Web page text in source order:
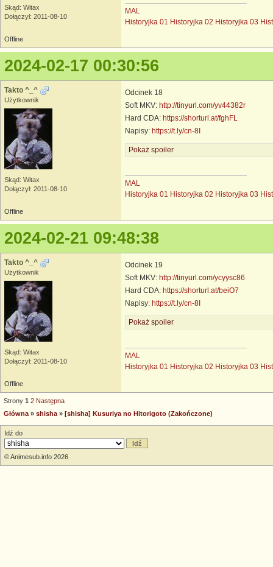
Skąd: Witax
Dołączył: 2011-08-10
MAL
Historyjka 01 Historyjka 02 Historyjka 03
Offline
2024-02-17 00:30:56
Takto ^_^
Użytkownik
Skąd: Witax
Dołączył: 2011-08-10
Odcinek 18
Soft MKV: http://tinyurl.com/yv44382r
Hard CDA: https://shorturl.at/fghFL
Napisy: https://t.ly/cn-8I
Pokaż spoiler
MAL
Historyjka 01 Historyjka 02 Historyjka 03
Offline
2024-02-21 09:48:38
Takto ^_^
Użytkownik
Skąd: Witax
Dołączył: 2011-08-10
Odcinek 19
Soft MKV: http://tinyurl.com/ycyysc86
Hard CDA: https://shorturl.at/beiO7
Napisy: https://t.ly/cn-8I
Pokaż spoiler
MAL
Historyjka 01 Historyjka 02 Historyjka 03
Offline
Strony 1 2 Następna
Główna » shisha » [shisha] Kusuriya no Hitorigoto (Zakończone)
Idź do
© Animesub.info 2026